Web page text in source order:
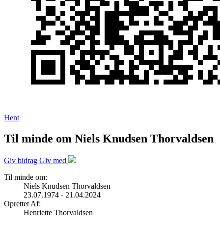
Hent
Til minde om Niels Knudsen Thorvaldsen
Giv bidrag Giv med
Til minde om:
Niels Knudsen Thorvaldsen
23.07.1974 - 21.04.2024
Oprettet Af:
Henriette Thorvaldsen